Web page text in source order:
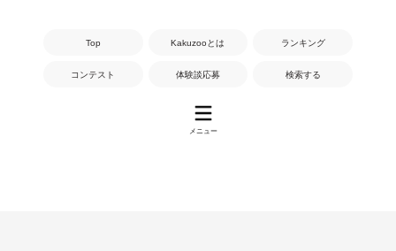
Top Kakuzooとは ランキング
コンテスト 体験談応募 検索する
メニュー